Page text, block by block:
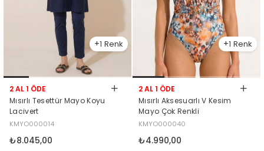
1
2 AL 1 ÖDE
Mısırlı Tesettür Mayo Koyu
Lacivert
KMYO000014
₺8.045,00
1
2 AL 1 ÖDE
Mısırlı Aksesuarlı V Kesim
Mayo Çok Renkli
KMYO000040
₺4.990,00